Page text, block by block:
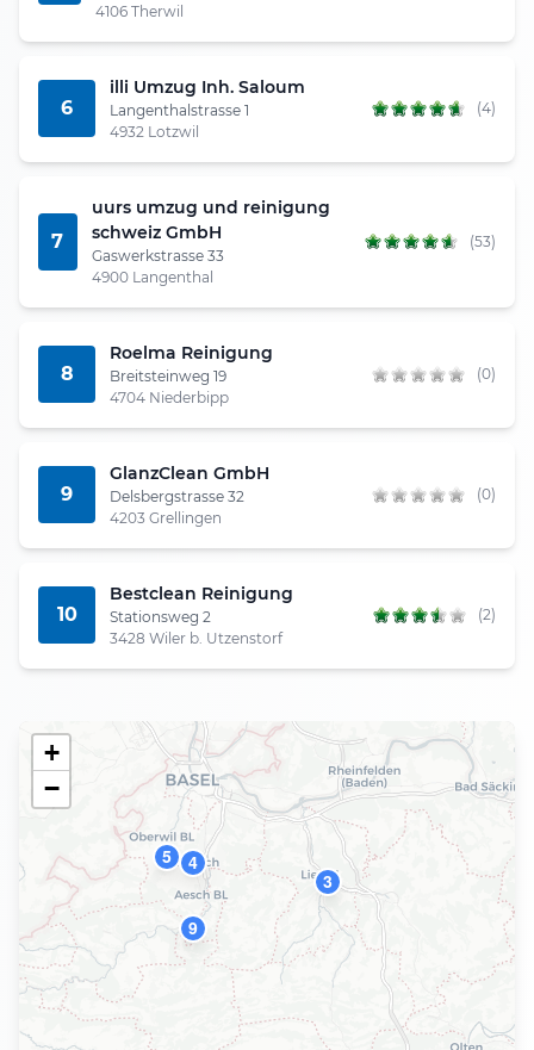
4106 Therwil
6
illi Umzug Inh. Saloum
Langenthalstrasse 1
4932 Lotzwil
(4)
7
uurs umzug und reinigung
schweiz GmbH
Gaswerkstrasse 33
4900 Langenthal
(53)
8
Roelma Reinigung
Breitsteinweg 19
4704 Niederbipp
(0)
9
GlanzClean GmbH
Delsbergstrasse 32
4203 Grellingen
(0)
10
Bestclean Reinigung
Stationsweg 2
3428 Wiler b. Utzenstorf
(2)
3
4
5
9
+
−